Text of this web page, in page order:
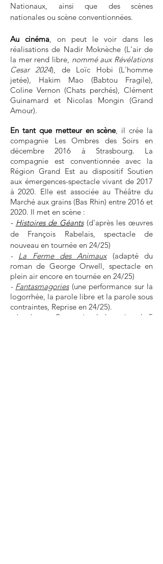
Nationaux, ainsi que des scènes
nationales ou scène conventionnées.
Au cinéma, on peut le voir dans les
réalisations de Nadir Moknèche (L'air de
la mer rend libre, nommé aux Révélations
Cesar 2024), de Loïc Hobi (L'homme
jetée), Hakim Mao (Babtou Fragile),
Coline Vernon (Chats perchés), Clément
Guinamard et Nicolas Mongin (Grand
Amour).
En tant que metteur en scène, il crée la
compagnie Les Ombres des Soirs en
décembre 2016 à Strasbourg. La
compagnie est conventionnée avec la
Région Grand Est au dispositif Soutien
aux émergences-spectacle vivant de 2017
à 2020. Elle est associée au Théâtre du
Marché aux grains (Bas Rhin) entre 2016 et
2020. Il met en scène :
- Histoires de Géants (d'après les œuvres
de François Rabelais, spectacle de
nouveau en tournée en 24/25)
- La Ferme des Animaux(adapté du
roman de George Orwell, spectacle en
plein air encore en tournée en 24/25)
- Fantasmagories(une performance sur la
logorrhée, la parole libre et la parole sous
contraintes, Reprise en 24/25).
Les Lettres Portugaises
(adaptation de 5